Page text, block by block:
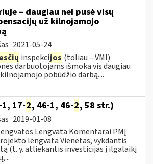
– daugiau nei pusė visų
už kilnojamojo
2021-05-24
inspekcijos (toliau – VMI)
darbuotojams išmoka vis daugiau
pobūdžio darbą....
17-2, 46-1, 46-2, 58 str.)
2019-01-08
Lengvata Komentarai PMĮ
lengvata Vienetas, vykdantis
(t. y. atliekantis investicijas į ilgalaikį